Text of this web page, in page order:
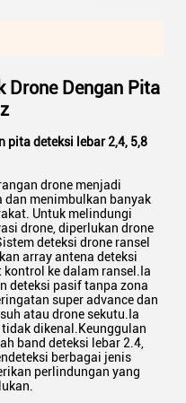
Drone Dengan Pita
pita deteksi lebar 2,4, 5,8
drone menjadi
dan menimbulkan banyak
Untuk melindungi
drone, diperlukan drone
deteksi drone ransel
array antena deteksi
ke dalam ransel.Ia
deteksi pasif tanpa zona
super advance dan
atau drone sekutu.Ia
dikenal.Keunggulan
band deteksi lebar 2.4,
berbagai jenis
perlindungan yang